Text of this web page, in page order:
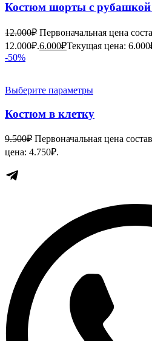
Костюм шорты с рубашкой
12.000₽ Первоначальная цена
12.000₽.6.000₽Текущая цена:
-50%
Выберите параметры
Костюм в клетку
9.500₽ Первоначальная цена
цена: 4.750₽.